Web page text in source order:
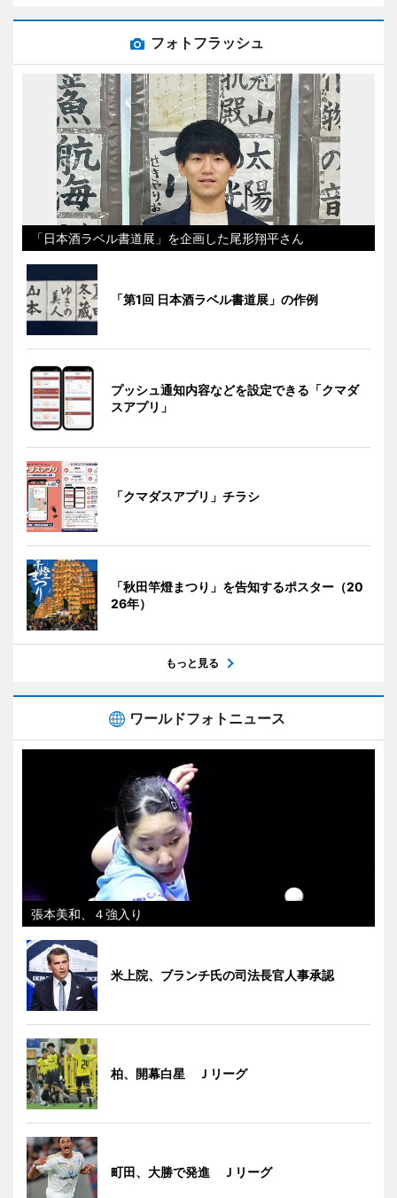
フォトフラッシュ
「日本酒ラベル書道展」を企画した尾形翔平さん
「第1回 日本酒ラベル書道展」の作例
プッシュ通知内容などを設定できる「クマダ
スアプリ」
「クマダスアプリ」チラシ
「秋田竿燈まつり」を告知するポスター（20
26年）
もっと見る
ワールドフォトニュース
張本美和、４強入り
米上院、ブランチ氏の司法長官人事承認
柏、開幕白星 Ｊリーグ
町田、大勝で発進 Ｊリーグ